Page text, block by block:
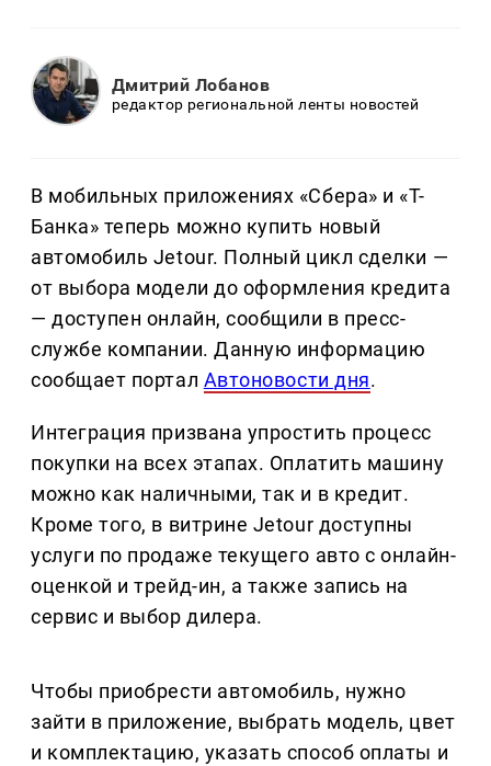
Дмитрий Лобанов
редактор региональной ленты новостей
В мобильных приложениях «Сбера» и «Т-
Банка» теперь можно купить новый
автомобиль Jetour. Полный цикл сделки —
от выбора модели до оформления кредита
— доступен онлайн, сообщили в пресс-
службе компании. Данную информацию
сообщает портал Автоновости дня.
Интеграция призвана упростить процесс
покупки на всех этапах. Оплатить машину
можно как наличными, так и в кредит.
Кроме того, в витрине Jetour доступны
услуги по продаже текущего авто с онлайн-
оценкой и трейд-ин, а также запись на
сервис и выбор дилера.
Чтобы приобрести автомобиль, нужно
зайти в приложение, выбрать модель, цвет
и комплектацию, указать способ оплаты и